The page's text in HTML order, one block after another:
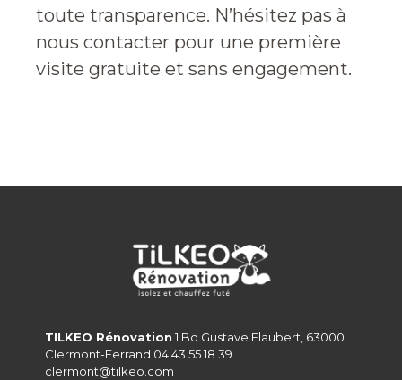
toute transparence. N’hésitez pas à
nous contacter pour une première
visite gratuite et sans engagement.
TILKEO Rénovation 1 Bd Gustave Flaubert, 63000
Clermont-Ferrand 04 43 55 18 39
clermont@tilkeo.com